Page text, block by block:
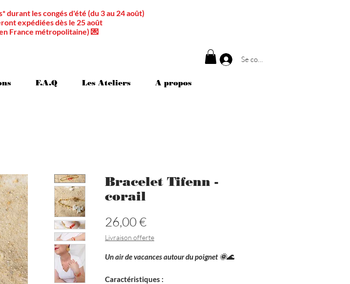
durant les congés d'été (du 3 au 24 août)
expédiées dès le 25 août
France métropolitaine) 💌
F.A.Q Les Ateliers A propos
Se connecter
Bracelet Tifenn -
corail
26,00 €Prix
Livraison offerte
Un air de vacances autour du poignet 🌞🌊
Caractéristiques :